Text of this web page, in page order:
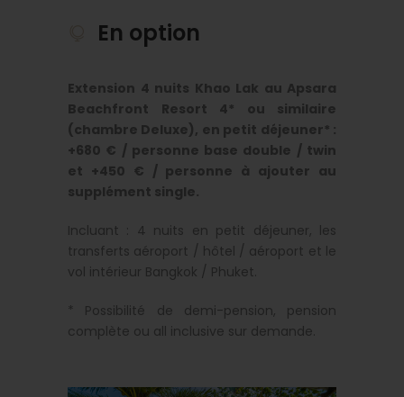
En option
Extension 4 nuits Khao Lak au Apsara
Beachfront Resort 4* ou similaire
(chambre Deluxe), en petit déjeuner* :
+680 € / personne base double / twin
et +450 € / personne à ajouter au
supplément single.
Incluant : 4 nuits en petit déjeuner, les
transferts aéroport / hôtel / aéroport et le
vol intérieur Bangkok / Phuket.
* Possibilité de demi-pension, pension
complète ou all inclusive sur demande.